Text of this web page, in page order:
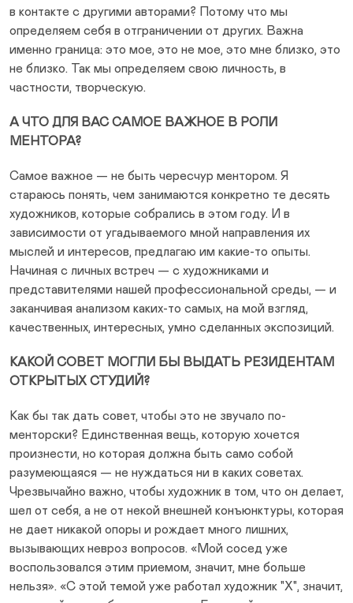
в контакте с другими авторами? Потому что мы
определяем себя в отграничении от других. Важна
именно граница: это мое, это не мое, это мне близко, это
не близко. Так мы определяем свою личность, в
частности, творческую.
А ЧТО ДЛЯ ВАС САМОЕ ВАЖНОЕ В РОЛИ
МЕНТОРА?
Самое важное — не быть чересчур ментором. Я
стараюсь понять, чем занимаются конкретно те десять
художников, которые собрались в этом году. И в
зависимости от угадываемого мной направления их
мыслей и интересов, предлагаю им какие-то опыты.
Начиная с личных встреч — с художниками и
представителями нашей профессиональной среды, — и
заканчивая анализом каких-то самых, на мой взгляд,
качественных, интересных, умно сделанных экспозиций.
КАКОЙ СОВЕТ МОГЛИ БЫ ВЫДАТЬ РЕЗИДЕНТАМ
ОТКРЫТЫХ СТУДИЙ?
Как бы так дать совет, чтобы это не звучало по-
менторски? Единственная вещь, которую хочется
произнести, но которая должна быть само собой
разумеющаяся — не нуждаться ни в каких советах.
Чрезвычайно важно, чтобы художник в том, что он делает,
шел от себя, а не от некой внешней конъюнктуры, которая
не дает никакой опоры и рождает много лишних,
вызывающих невроз вопросов. «Мой сосед уже
воспользовался этим приемом, значит, мне больше
нельзя». «С этой темой уже работал художник "Х", значит,